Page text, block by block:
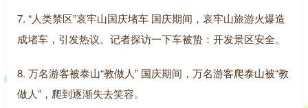
7. “人类禁区”哀牢山国庆堵车 国庆期间，哀牢山旅游火爆造
成堵车，引发热议。记者探访一下车被蛰：开发景区安全。
8. 万名游客被泰山“教做人” 国庆期间，万名游客爬泰山被“教
做人”，爬到逐渐失去笑容。